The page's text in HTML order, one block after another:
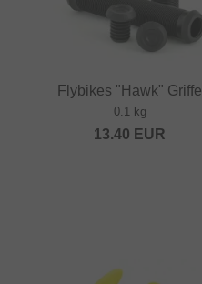
Flybikes "Hawk" Griffe
0.1 kg
13.40 EUR